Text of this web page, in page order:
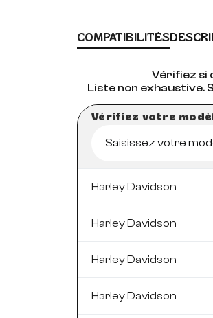
COMPATIBILITÉS
Vérifiez si
Liste non exhaustive.
Vérifiez votre
Saisissez votre
Harley Davidson
Harley Davidson
Harley Davidson
Harley Davidson